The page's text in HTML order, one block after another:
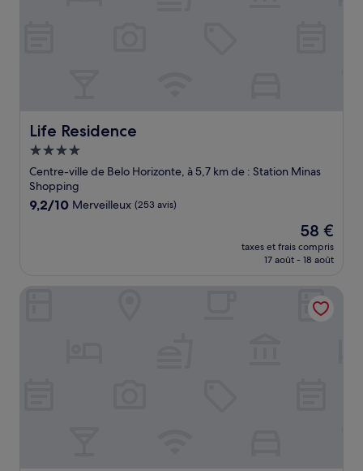
Life Residence
Life Residence
Hébergement
4.0 étoiles
Centre-ville de Belo Horizonte, à 5,7 km de : Station Minas
Shopping
9.2
9,2/10 Merveilleux (253 avis)
Le
nouveau
prix
de
58 €
58 €
taxes et frais compris
17 août - 18 août